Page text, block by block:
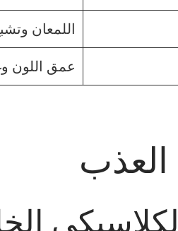
اللمعان
عمق اللون